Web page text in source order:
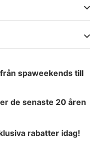
spaweekends till
de senaste 20 åren
rabatter idag!